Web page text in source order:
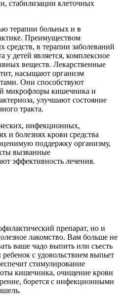
стабилизации клеточных
терапии больных и в
Преимуществом
средств, в терапии заболеваний
у детей является, комплексное
веществ. Лекарственные
насыщают организм
Они способствуют
микрофлоры кишечника и
улучшают состояние
тракта.
инфекционных,
и болезнях крови средства
поддержку организму,
вызванные
эффективность лечения.
препарат, но и
лакомство. Вам больше не
ваше чадо выпить или съесть
с удовольствием выпьет
стимулирование
кишечника, очищение крови
борется с инфекционными